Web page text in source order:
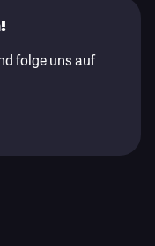
folge uns auf